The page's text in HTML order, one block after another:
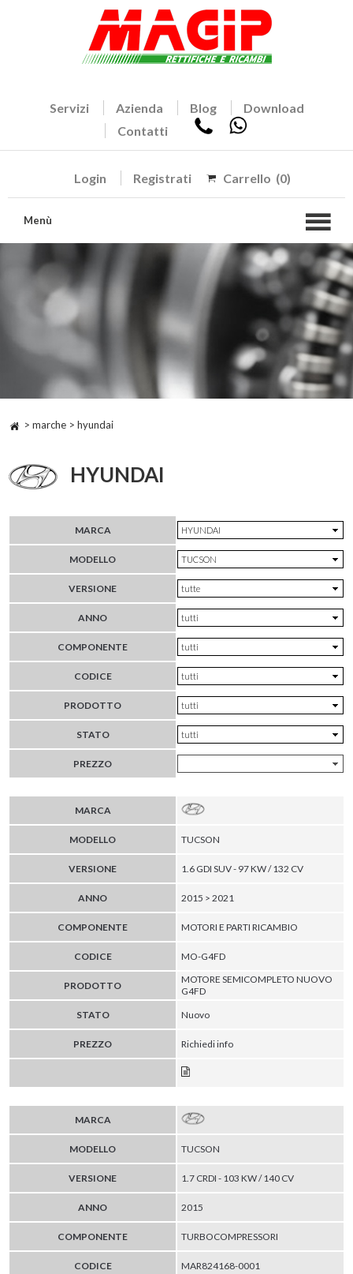
Servizi Azienda Blog
Download
Contatti
Login Registrati Carrello (0)
Menù
> marche > hyundai
HYUNDAI
MARCA
MODELLO
VERSIONE
ANNO
COMPONENTE
CODICE
PRODOTTO
STATO
PREZZO
MARCA
MODELLO TUCSON
VERSIONE 1.6 GDI SUV - 97 KW / 132 CV
ANNO 2015 > 2021
COMPONENTE MOTORI E PARTI RICAMBIO
CODICE MO-G4FD
PRODOTTO
MOTORE SEMICOMPLETO NUOVO
G4FD
STATO
Nuovo
PREZZO Richiedi info
MARCA
MODELLO TUCSON
VERSIONE 1.7 CRDI - 103 KW / 140 CV
ANNO 2015
COMPONENTE TURBOCOMPRESSORI
CODICE MAR824168-0001